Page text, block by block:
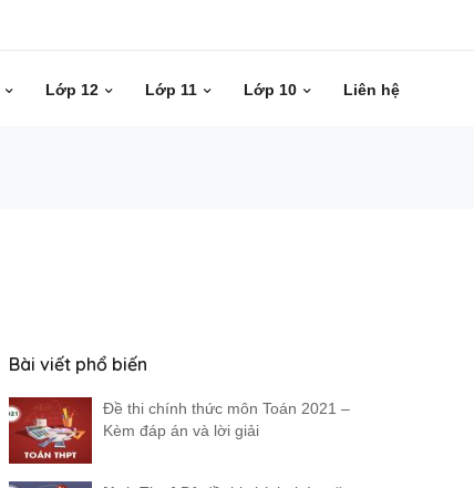
Lớp 12 Lớp 11 Lớp 10 Liên hệ
Bài viết phổ biến
Đề thi chính thức môn Toán 2021 –
Kèm đáp án và lời giải